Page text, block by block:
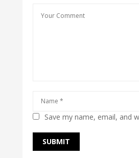
Save my name, email, and